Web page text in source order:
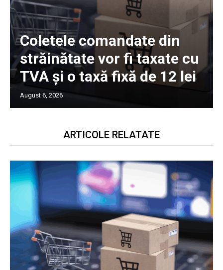
Coletele comandate din
străinătate vor fi taxate cu
TVA și o taxă fixă de 12 lei
August 6, 2026
ARTICOLE RELATATE